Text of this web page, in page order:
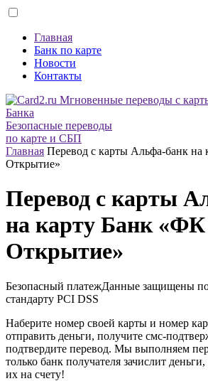
Главная
Банк по карте
Новости
Контакты
Безопасные переводы
по карте и СБП
Главная Перевод с карты Альфа-банк на
Открытие»
Перевод с карты
на карту Банк «ФК
Открытие»
Безопасный платежДанные защищены
стандарту PCI DSS
Наберите номер своей карты и номер
отправить деньги, получите смс-
подтвердите перевод. Мы выполняем
только банк получателя зачислит
их на счету!